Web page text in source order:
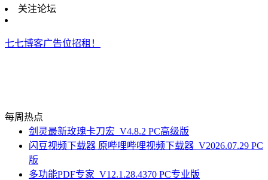
关注论坛
七七博客广告位招租！
每周热点
剑灵最新玫瑰卡刀宏_V4.8.2 PC高级版
闪豆视频下载器 原哔哩哔哩视频下载器_V2026.07.29 PC
版
多功能PDF专家_V12.1.28.4370 PC专业版